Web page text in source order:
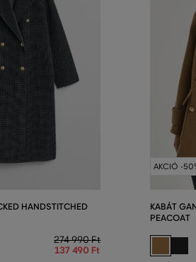
HANDSTITCHED
274 990 Ft
137 490 Ft
AKCIÓ -
KABÁT
PEACOAT